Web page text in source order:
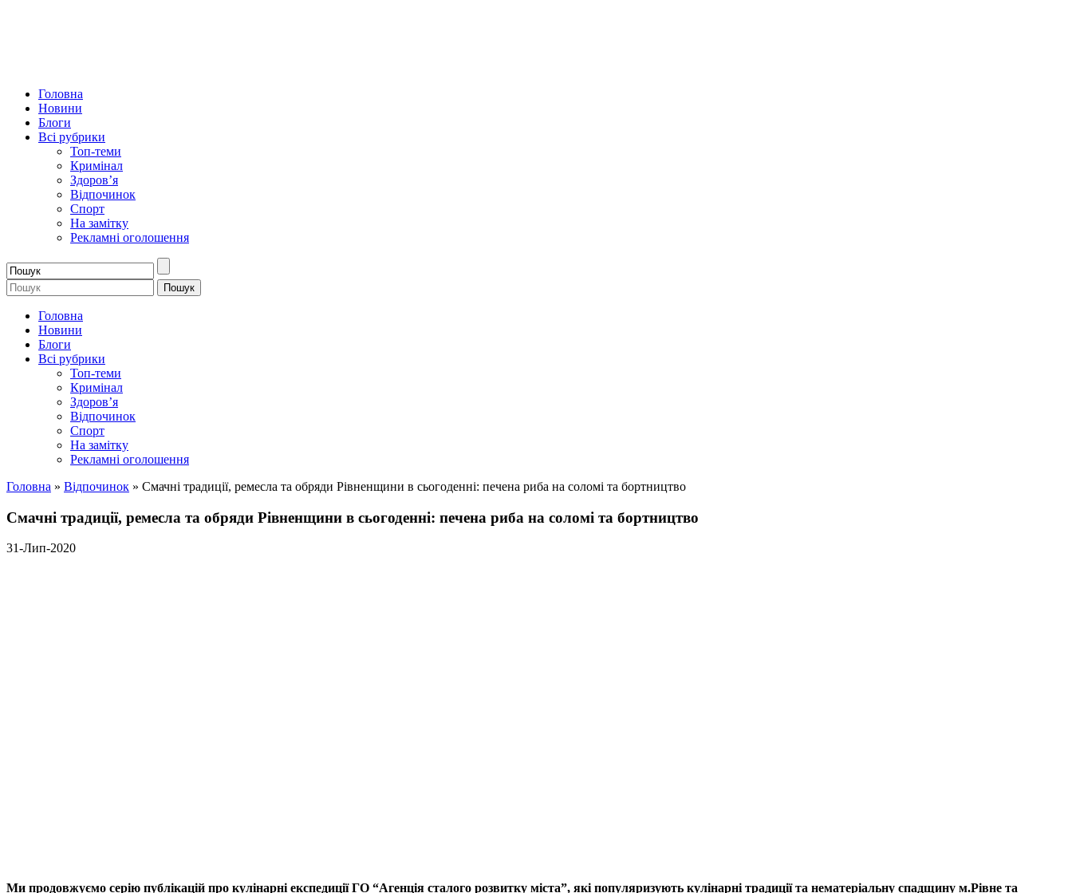
Головна
Новини
Блоги
Всі рубрики
Топ-теми
Кримінал
Здоров’я
Відпочинок
Спорт
На замітку
Рекламні оголошення
Головна
Новини
Блоги
Всі рубрики
Топ-теми
Кримінал
Здоров’я
Відпочинок
Спорт
На замітку
Рекламні оголошення
Головна » Відпочинок » Смачні традиції, ремесла та обряди Рівненщини в сьогоденні: печена риба на соломі та бортництво
Смачні традиції, ремесла та обряди Рівненщини в сьогоденні: печена риба на соломі та бортництво
31-Лип-2020
Ми продовжуємо серію публікацій про кулінарні експедиції ГО “Агенція сталого розвитку міста”, які популяризують кулінарні традиції та нематеріальну спадщину м.Рівне та